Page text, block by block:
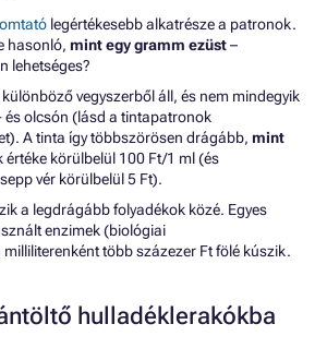
legértékesebb alkatrésze a patronok.
hasonló, mint egy gramm ezüst–
lehetséges?
vegyszerből áll, és nem mindegyik
és olcsón (lásd a tintapatronok
A tinta így többszörösen drágább, mint
értéke körülbelül 100 Ft/1 ml (és
vér körülbelül 5 Ft).
a legdrágább folyadékok közé. Egyes
enzimek (biológiai
több százezer Ft fölé kúszik.
hulladéklerakókba